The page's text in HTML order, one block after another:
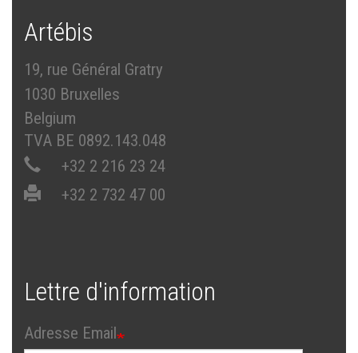
Artébis
19, rue Général Gratry
1030 Bruxelles
Belgium
TVA BE 0892.143.048
+32 2 216 23 24
+32 2 732 47 00
Lettre d'information
Adresse Email